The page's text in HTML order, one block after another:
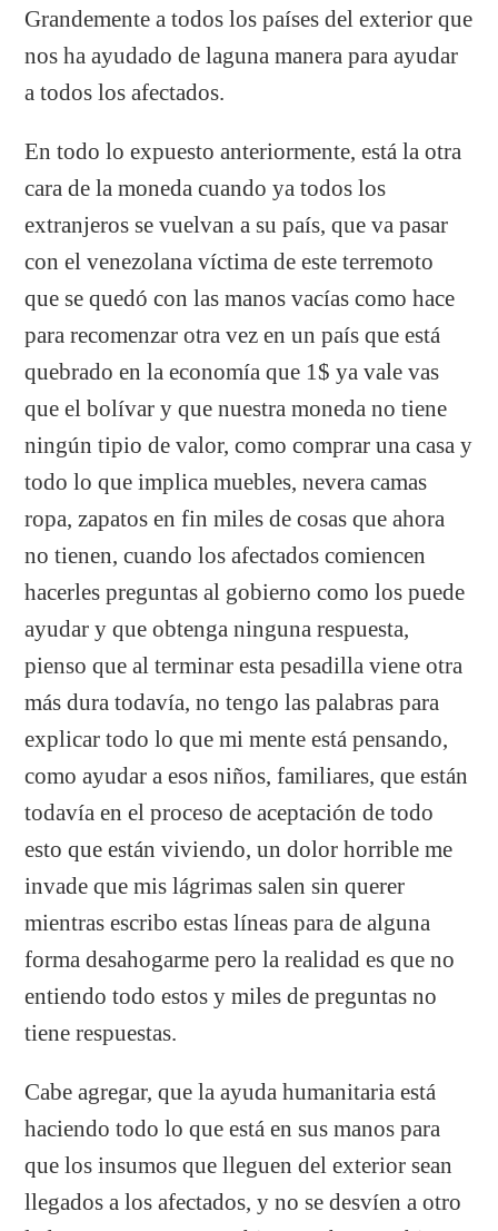
Grandemente a todos los países del exterior que
nos ha ayudado de laguna manera para ayudar
a todos los afectados.
En todo lo expuesto anteriormente, está la otra
cara de la moneda cuando ya todos los
extranjeros se vuelvan a su país, que va pasar
con el venezolana víctima de este terremoto
que se quedó con las manos vacías como hace
para recomenzar otra vez en un país que está
quebrado en la economía que 1$ ya vale vas
que el bolívar y que nuestra moneda no tiene
ningún tipio de valor, como comprar una casa y
todo lo que implica muebles, nevera camas
ropa, zapatos en fin miles de cosas que ahora
no tienen, cuando los afectados comiencen
hacerles preguntas al gobierno como los puede
ayudar y que obtenga ninguna respuesta,
pienso que al terminar esta pesadilla viene otra
más dura todavía, no tengo las palabras para
explicar todo lo que mi mente está pensando,
como ayudar a esos niños, familiares, que están
todavía en el proceso de aceptación de todo
esto que están viviendo, un dolor horrible me
invade que mis lágrimas salen sin querer
mientras escribo estas líneas para de alguna
forma desahogarme pero la realidad es que no
entiendo todo estos y miles de preguntas no
tiene respuestas.
Cabe agregar, que la ayuda humanitaria está
haciendo todo lo que está en sus manos para
que los insumos que lleguen del exterior sean
llegados a los afectados, y no se desvíen a otro